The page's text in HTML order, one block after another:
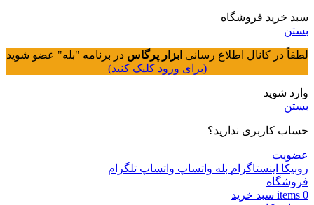
سبد خرید فروشگاه
بستن
لطفاً در کانال اطلاع رسانی ابزار پرگاس در برنامه "بله" عضو شوید
(برای ورود کلیک کنید)
وارد شوید
بستن
حساب کاربری ندارید؟
عضویت
روبیکا اینستاگرام بله واتساپ واتساپ تلگرام
فروشگاه
0
items سبد خريد